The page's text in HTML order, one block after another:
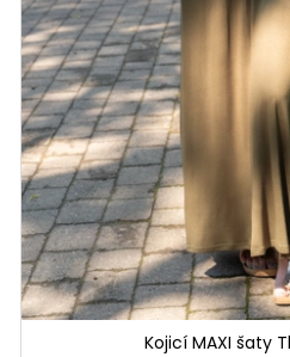
Kojicí MAXI šaty